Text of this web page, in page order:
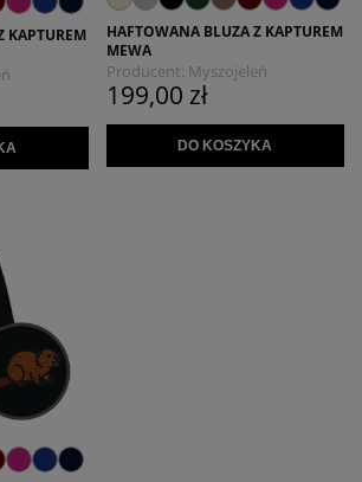
KAPTUREM
HAFTOWANA BLUZA Z KAPTUREM
MEWA
Producent: Myszojeleń
199,00 zł
DO KOSZYKA